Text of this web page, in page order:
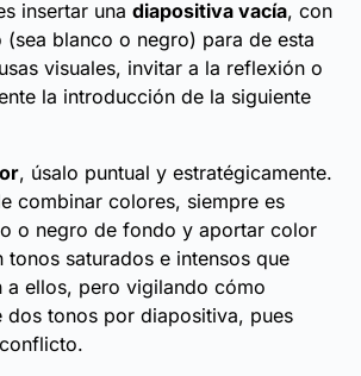
insertar una diapositiva vacía, con
blanco o negro) para de esta
visuales, invitar a la reflexión o
la introducción de la siguiente
, úsalo puntual y estratégicamente.
combinar colores, siempre es
o negro de fondo y aportar color
tonos saturados e intensos que
a ellos, pero vigilando cómo
dos tonos por diapositiva, pues